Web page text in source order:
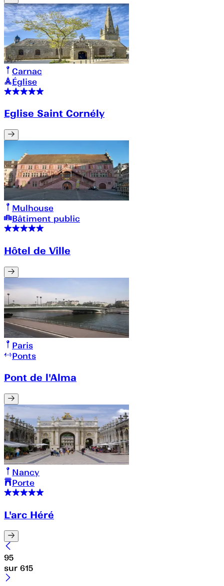
Carnac
Église
Eglise Saint Cornély
Mulhouse
Bâtiment public
Hôtel de Ville
Paris
Ponts
Pont de l'Alma
Nancy
Porte
L'arc Héré
95
sur 615